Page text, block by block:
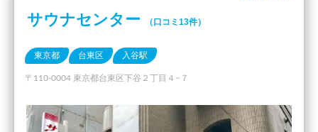
サウナセンター （口コミ13件）
東京都 台東区 入谷駅
〒110-0004 東京都台東区下谷２丁目４−７